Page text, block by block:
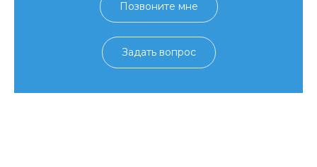
Позвоните мне
Задать вопрос